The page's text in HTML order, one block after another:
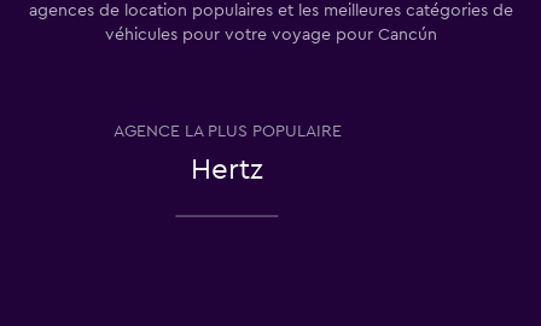
agences de location populaires et les meilleures catégories de
véhicules pour votre voyage pour Cancún
AGENCE LA PLUS POPULAIRE
Hertz